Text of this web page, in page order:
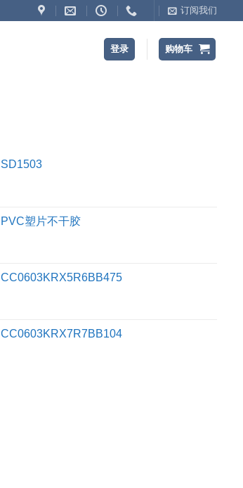
订阅我们
登录 购物车
SD1503
PVC塑片不干胶
CC0603KRX5R6BB475
CC0603KRX7R7BB104